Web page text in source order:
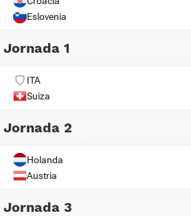
Eslovenia
1
ITA
Suiza
Jornada 2
Holanda
Austria
Jornada 3